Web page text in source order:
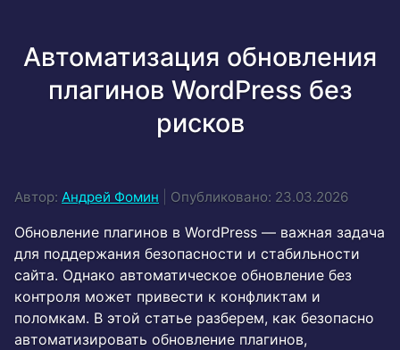
Автоматизация обновления
плагинов WordPress без
рисков
Автор: Андрей Фомин Опубликовано: 23.03.2026
Обновление плагинов в WordPress — важная задача
для поддержания безопасности и стабильности
сайта. Однако автоматическое обновление без
контроля может привести к конфликтам и
поломкам. В этой статье разберем, как безопасно
автоматизировать обновление плагинов,